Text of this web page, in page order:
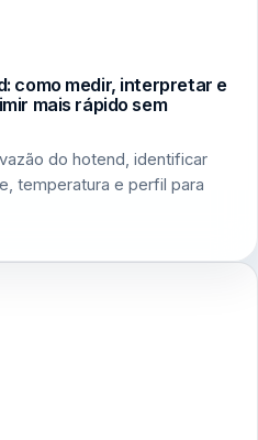
como medir, interpretar e
mais rápido sem
do hotend, identificar
temperatura e perfil para